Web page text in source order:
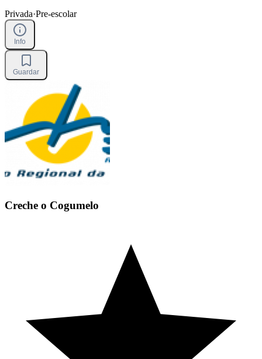
Privada·Pre-escolar
Info
Guardar
Creche o Cogumelo